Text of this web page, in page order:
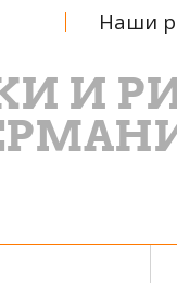
Наши
И